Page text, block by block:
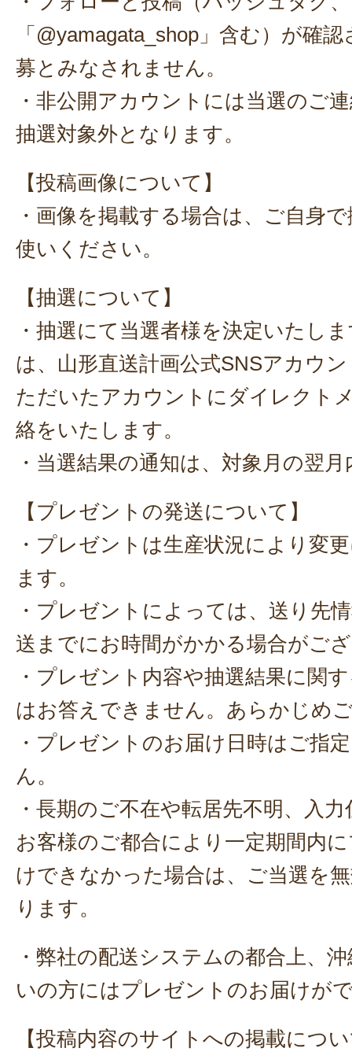
「@yamagata_shop」含む）が確
募とみなされません。
・非公開アカウントには当選のご
抽選対象外となります。
【投稿画像について】
・画像を掲載する場合は、ご自身
使いください。
【抽選について】
・抽選にて当選者様を決定いたし
は、山形直送計画公式SNSアカウ
ただいたアカウントにダイレクト
絡をいたします。
・当選結果の通知は、対象月の翌
【プレゼントの発送について】
・プレゼントは生産状況により変
ます。
・プレゼントによっては、送り先
送までにお時間がかかる場合がご
・プレゼント内容や抽選結果に関
はお答えできません。あらかじめ
・プレゼントのお届け日時はご指
ん。
・長期のご不在や転居先不明、入
お客様のご都合により一定期間内
けできなかった場合は、ご当選を
ります。
・弊社の配送システムの都合上、
いの方にはプレゼントのお届けが
【投稿内容のサイトへの掲載につ